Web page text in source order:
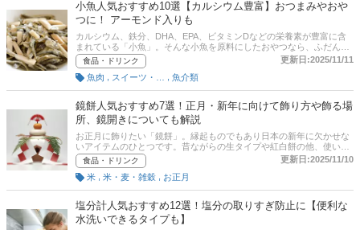
プ、アウトドアに持ち運びできるタイプなどをピックアップ。さらに
記事後半では、通販サイトの人気売れ筋ランキングもチェックできま
す。卵ケースではダイソーなどの100均などでも買えますが、機能や
デザインにこだわって選べばより活用の機会がふえるでしょう。ぜひ
記事を参考にして、お気に入りの1点を見つけてくださいね。
小魚人気おすすめ10選【カルシウム豊富】おつまみやおや
つに！ アーモンド入りも
カルシウム、鉄分、DHA、EPA、ビタミンDなどの栄養素が豊富に含
まれている「小魚」。そんな小魚を原料にしたおやつなら、ふだんの
食事だけでは摂ることが難しい栄養素を手軽に補うことができます。
小魚スナックは、小魚のみのシンプルなものから、アーモンドやクル
ミなどがミックスされているもの、味付けがされているものまでいろ
いろあります。この記事では、フードコーディネーターの加治佐由香
里さん監修のもと、小魚の選び方とおすすめの商品をご紹介。ぜひ、
自分好みの一品を見つけてください！
食品・ドリンク
更新日:2025/11/11
魚肉
魚介類
鏡餅人気おすすめ7選！正月・新年に向けて飾り方や飾る場
所、鏡開きについても解説
お正月に飾りたい「鏡餅」。縁起ものでもあり日本の新年に欠かせな
いアイテムのひとつです。昔ながらの生タイプや紅白餅の他、使い勝
手のいい切り餅タイプの個包装や子供に人気のキャラクター柄など
様々な種類があります。また最近は、鏡餅の形をしたガラス製や木製
のおしゃれなオブジェも人気です。そこでこの記事では、鏡餅の選び
方とおすすめ商品を紹介します。一人暮らしでも楽しめる小さいサイ
ズや家族で楽しめる大きいサイズもピックアップ。後半には、比較一
覧表や通販サイトの最新人気ランキングもあるので、売れ筋や口コミ
とあわせてチェックしてみてください。
食品・ドリンク
更新日:2025/11/10
米
米・麦・雑穀 お正月
塩分計人気おすすめ12選！塩分の取りすぎ防止に【便利な
水洗いできるタイプも】